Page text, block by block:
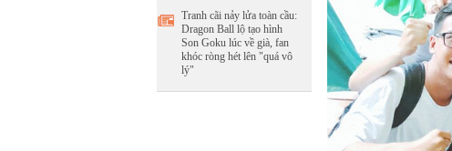
Tranh cãi nảy lửa toàn cầu:
Dragon Ball lộ tạo hình
Son Goku lúc về già, fan
khóc ròng hét lên "quá vô
lý"